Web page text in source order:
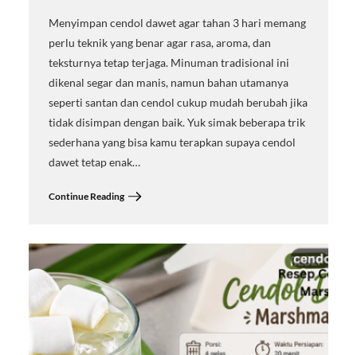
Menyimpan cendol dawet agar tahan 3 hari memang
perlu teknik yang benar agar rasa, aroma, dan
teksturnya tetap terjaga. Minuman tradisional ini
dikenal segar dan manis, namun bahan utamanya
seperti santan dan cendol cukup mudah berubah jika
tidak disimpan dengan baik. Yuk simak beberapa trik
sederhana yang bisa kamu terapkan supaya cendol
dawet tetap enak…
Continue Reading